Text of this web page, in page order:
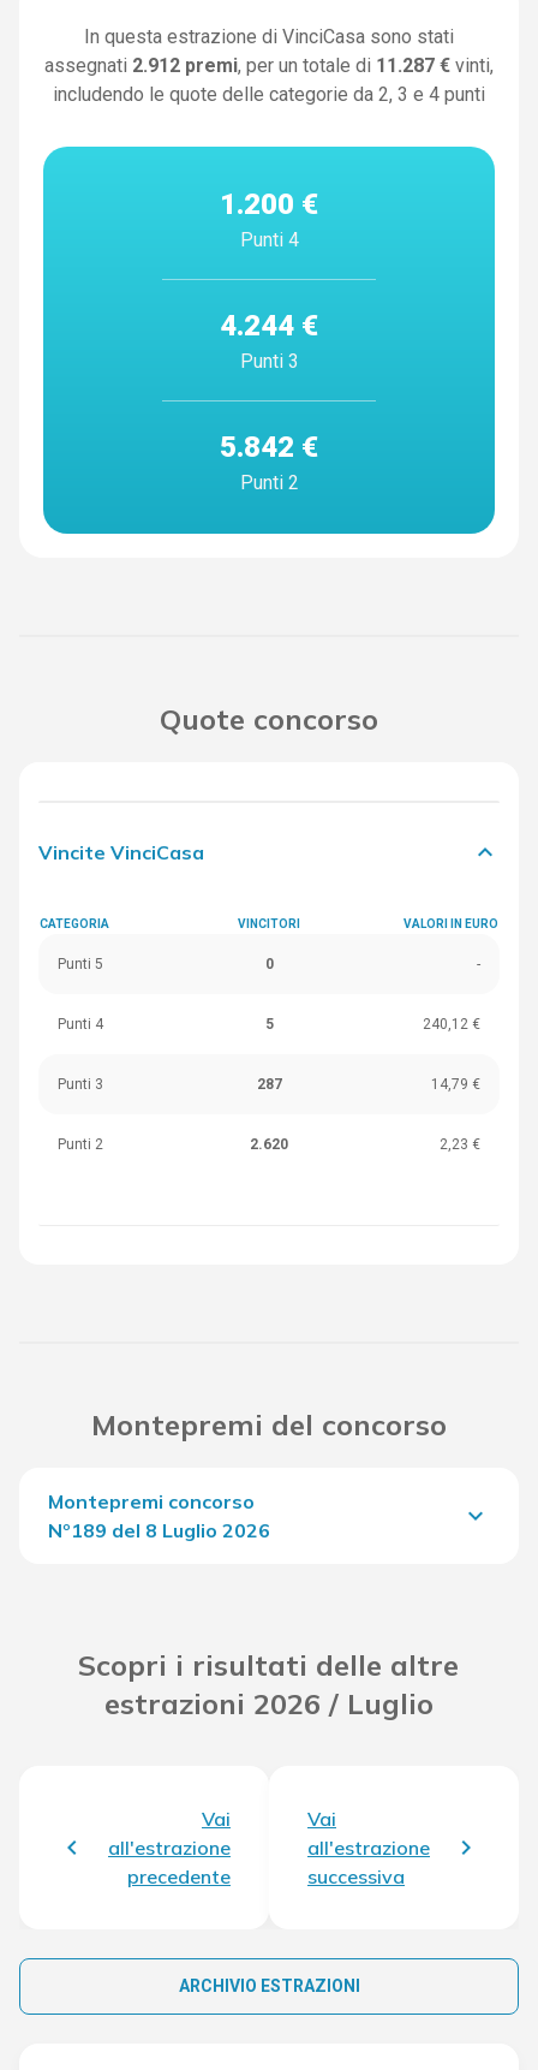
In questa estrazione di VinciCasa sono stati
assegnati 2.912 premi, per un totale di 11.287 € vinti,
includendo le quote delle categorie da 2, 3 e 4 punti
1.200 €
Punti 4
4.244 €
Punti 3
5.842 €
Punti 2
Quote concorso
Vincite VinciCasa keyboard_arrow_down
CATEGORIA VINCITORI VALORI IN EURO
Punti 5 0 -
Punti 4 5 240,12 €
Punti 3 287 14,79 €
Punti 2 2.620 2,23 €
Montepremi del concorso
Montepremi concorso
Nº189 del 8 Luglio 2026
keyboard_arrow_down
Scopri i risultati delle altre
estrazioni 2026 / Luglio
Vai
all'estrazione
precedente
Vai
all'estrazione
successiva
ARCHIVIO ESTRAZIONI